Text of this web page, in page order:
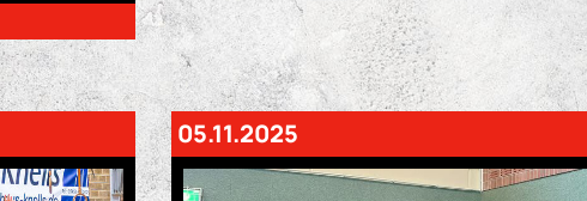
05.11.2025